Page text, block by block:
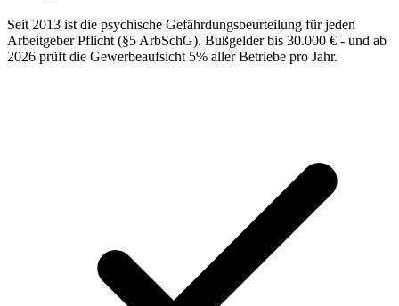
Seit 2013 ist die psychische Gefährdungsbeurteilung für jeden
Arbeitgeber Pflicht (§5 ArbSchG). Bußgelder bis 30.000 € - und ab
2026 prüft die Gewerbeaufsicht 5% aller Betriebe pro Jahr.